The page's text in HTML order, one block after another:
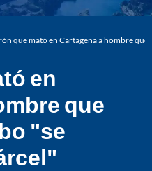
que mató en Cartagena a hombre
en
que
"se